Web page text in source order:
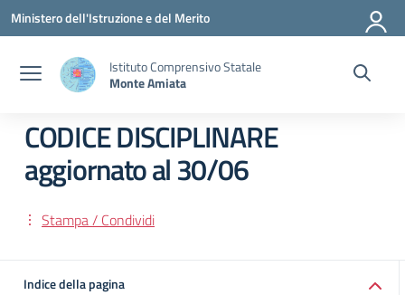
Vai ai contenuti
Vai al menu di navigazione
Vai al footer
Ministero dell'Istruzione e del Merito
Istituto Comprensivo Statale
Monte Amiata
CODICE DISCIPLINARE
aggiornato al 30/06
Stampa / Condividi
Indice della pagina